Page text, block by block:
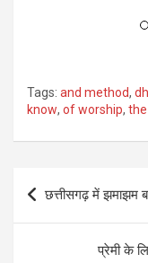
Tags: and method,
know, of worship,
Post
navigation
छत्तीसगढ़ में झमाझम
प्रेमी के